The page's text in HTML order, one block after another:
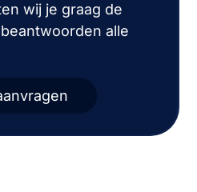
wij je graag de
alle